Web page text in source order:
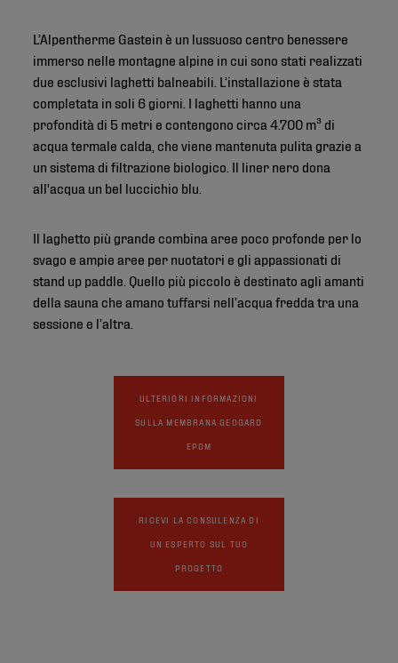
L’Alpentherme Gastein è un lussuoso centro benessere
immerso nelle montagne alpine in cui sono stati realizzati
due esclusivi laghetti balneabili. L’installazione è stata
completata in soli 6 giorni. I laghetti hanno una
profondità di 5 metri e contengono circa 4.700 m³ di
acqua termale calda, che viene mantenuta pulita grazie a
un sistema di filtrazione biologico. Il liner nero dona
all'acqua un bel luccichio blu.
Il laghetto più grande combina aree poco profonde per lo
svago e ampie aree per nuotatori e gli appassionati di
stand up paddle. Quello più piccolo è destinato agli amanti
della sauna che amano tuffarsi nell’acqua fredda tra una
sessione e l’altra.
ULTERIORI INFORMAZIONI
SULLA MEMBRANA GEOGARD
EPDM
RICEVI LA CONSULENZA DI
UN ESPERTO SUL TUO
PROGETTO